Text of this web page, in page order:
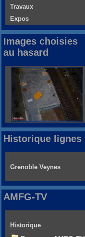
Travaux
Expos
Images choisies
au hasard
Historique lignes
Grenoble Veynes
AMFG-TV
Historique